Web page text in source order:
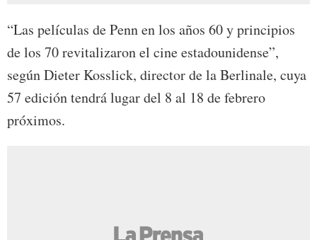
“Las películas de Penn en los años 60 y principios
de los 70 revitalizaron el cine estadounidense”,
según Dieter Kosslick, director de la Berlinale, cuya
57 edición tendrá lugar del 8 al 18 de febrero
próximos.